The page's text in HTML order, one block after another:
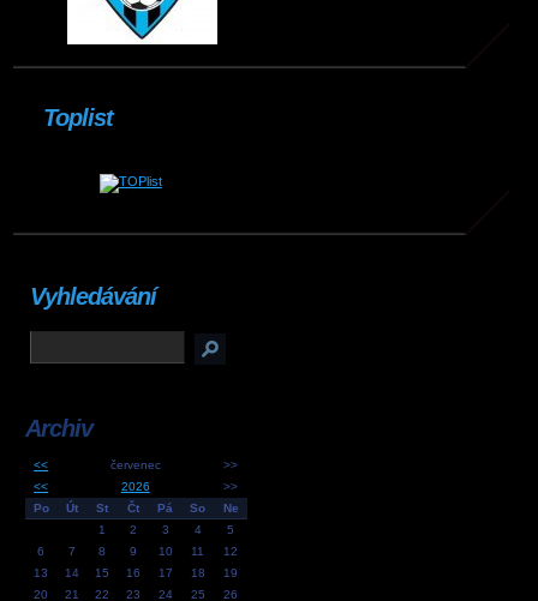
Toplist
Vyhledávání
Archiv
<< červenec
>>
<<
2026
>>
Po
Út St Čt Pá So
Ne
1
2 3 4
5
6
7 8 9 10 11
12
13
14 15 16 17 18
19
20
21 22 23 24 25 26